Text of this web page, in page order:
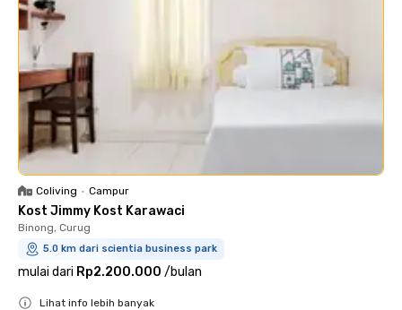
Coliving • Campur
Kost Jimmy Kost Karawaci
Binong, Curug
5.0 km dari scientia business park
mulai dari Rp2.200.000 /bulan
Lihat info lebih banyak